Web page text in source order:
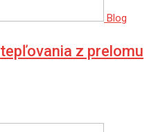
Blog
z prelomu